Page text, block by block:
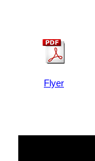
Flyer